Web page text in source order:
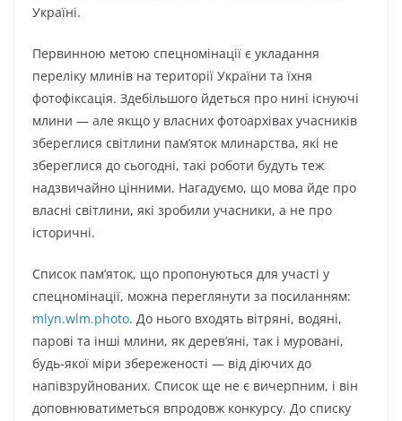
Україні.
Первинною метою спецномінації є укладання
переліку млинів на території України та їхня
фотофіксація. Здебільшого йдеться про нині існуючі
млини — але якщо у власних фотоархівах учасників
збереглися світлини пам’яток млинарства, які не
збереглися до сьогодні, такі роботи будуть теж
надзвичайно цінними. Нагадуємо, що мова йде про
власні світлини, які зробили учасники, а не про
історичні.
Cписок пам’яток, що пропонуються для участі у
спецномінації, можна переглянути за посиланням:
mlyn.wlm.photo. До нього входять вітряні, водяні,
парові та інші млини, як дерев’яні, так і муровані,
будь-якої міри збереженості — від діючих до
напівзруйнованих. Список ще не є вичерпним, і він
доповнюватиметься впродовж конкурсу. До списку